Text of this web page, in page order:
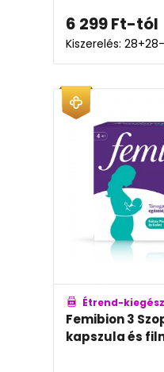
6 299Ft-tól
Kiszerelés:
Étrend-
Femibion 3
kapszula és